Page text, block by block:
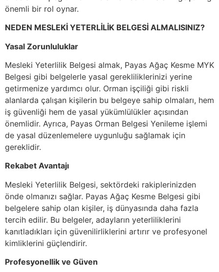
önemli bir rol oynar.
NEDEN MESLEKİ YETERLİLİK BELGESİ ALMALISINIZ?
Yasal Zorunluluklar
Mesleki Yeterlilik Belgesi almak, Payas Ağaç Kesme MYK
Belgesi gibi belgelerle yasal gerekliliklerinizi yerine
getirmenize yardımcı olur. Orman işçiliği gibi riskli
alanlarda çalışan kişilerin bu belgeye sahip olmaları, hem
iş güvenliği hem de yasal yükümlülükler açısından
önemlidir. Ayrıca, Payas Orman Belgesi Yenileme işlemi
de yasal düzenlemelere uygunluğu sağlamak için
gereklidir.
Rekabet Avantajı
Mesleki Yeterlilik Belgesi, sektördeki rakiplerinizden
önde olmanızı sağlar. Payas Ağaç Kesme Belgesi gibi
belgelere sahip olan kişiler, iş dünyasında daha fazla
tercih edilir. Bu belgeler, adayların yeterliliklerini
kanıtladıkları için güvenilirliklerini artırır ve profesyonel
kimliklerini güçlendirir.
Profesyonellik ve Güven